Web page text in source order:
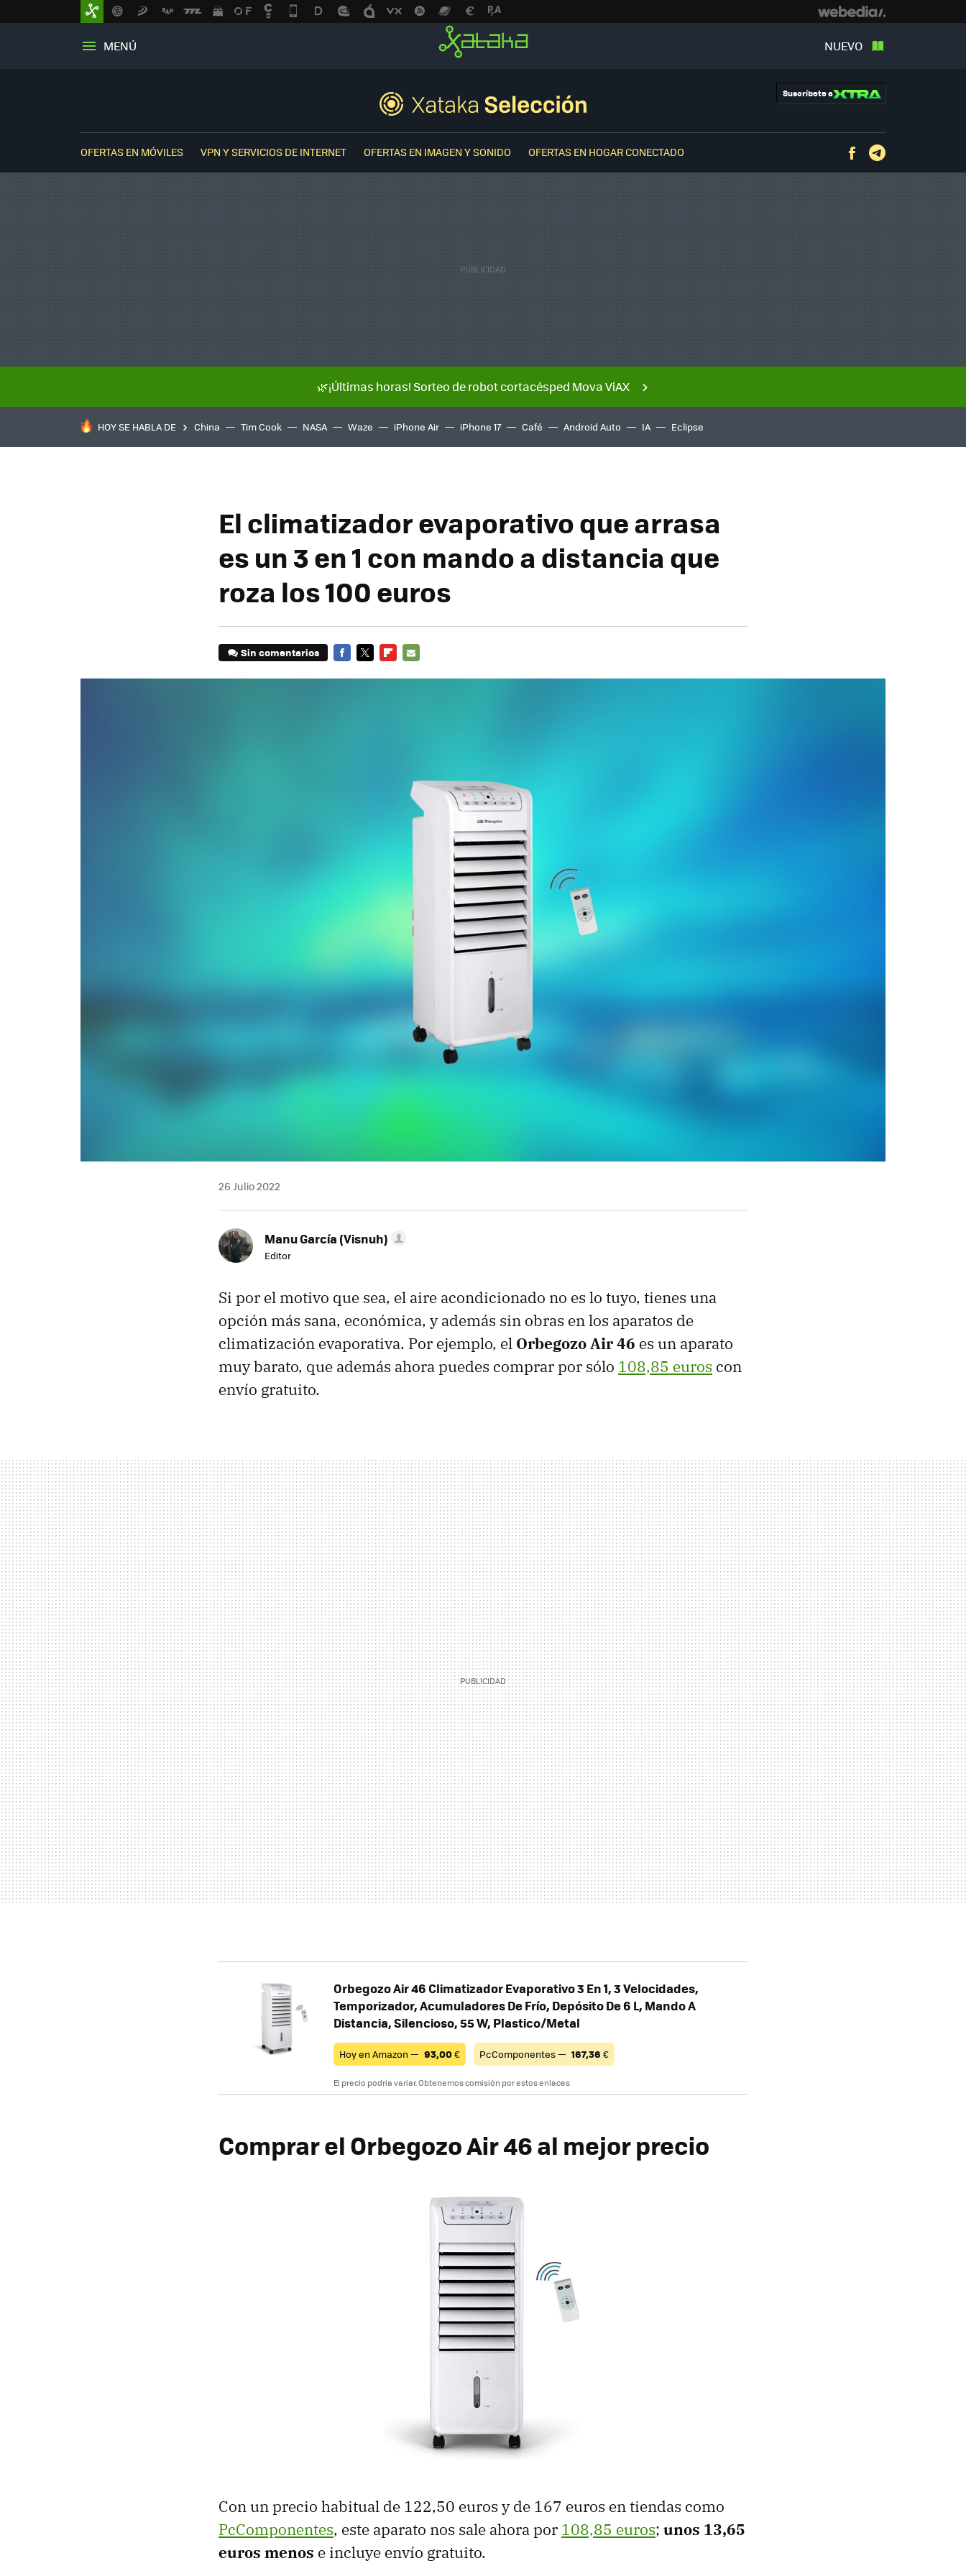
MENÚ NUEVO
Suscríbete a
OFERTAS EN MÓVILES VPN Y SERVICIOS DE INTERNET OFERTAS EN IMAGEN Y SONIDO OFERTAS EN HOGAR CONECTADO Facebook
🌿¡Últimas horas! Sorteo de robot cortacésped Mova ViAX
HOY SE HABLA DE China Tim Cook NASA Waze iPhone Air iPhone 17 Café Android Auto IA Eclipse
El climatizador evaporativo que arrasa
es un 3 en 1 con mando a distancia que
roza los 100 euros
Sin comentarios
26 Julio 2022
Manu García (Visnuh)
Editor
Si por el motivo que sea, el aire acondicionado no es lo tuyo, tienes una
opción más sana, económica, y además sin obras en los aparatos de
climatización evaporativa. Por ejemplo, el Orbegozo Air 46 es un aparato
muy barato, que además ahora puedes comprar por sólo 108,85 euros con
envío gratuito.
Orbegozo Air 46 Climatizador Evaporativo 3 En 1, 3 Velocidades,
Temporizador, Acumuladores De Frío, Depósito De 6 L, Mando A
Distancia, Silencioso, 55 W, Plastico/Metal
Hoy en Amazon — 93,00€ PcComponentes — 167,36 €
El precio podría variar. Obtenemos comisión por estos enlaces
Comprar el Orbegozo Air 46 al mejor precio
Con un precio habitual de 122,50 euros y de 167 euros en tiendas como
PcComponentes, este aparato nos sale ahora por 108,85 euros; unos 13,65
euros menos e incluye envío gratuito.